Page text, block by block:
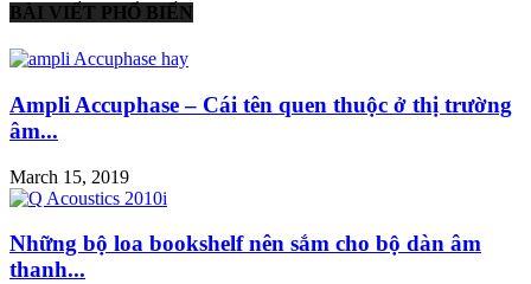
BÀI VIẾT PHỔ BIẾN
Ampli Accuphase – Cái tên quen thuộc ở thị trường
âm...
March 15, 2019
Những bộ loa bookshelf nên sắm cho bộ dàn âm
thanh...